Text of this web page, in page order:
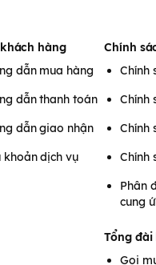
hàng
dẫn mua hàng
dẫn thanh toán
dẫn giao nhận
khoản dịch vụ
Chính
Chính
Chính
Chính
Chính
Phân
cung
Tổng
Gọi